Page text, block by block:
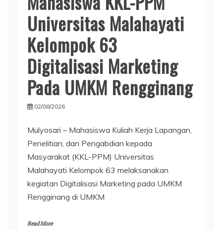
Universitas Malahayati
Kelompok 63
Digitalisasi Marketing
Pada UMKM Rengginang
02/08/2026
Mulyosari – Mahasiswa Kuliah Kerja Lapangan,
Penelitian, dan Pengabdian kepada
Masyarakat (KKL-PPM) Universitas
Malahayati Kelompok 63 melaksanakan
kegiatan Digitalisasi Marketing pada UMKM
Rengginang di UMKM
Read More